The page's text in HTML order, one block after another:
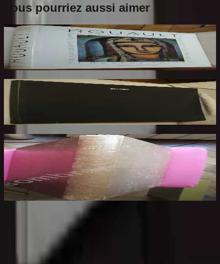
Vous pourriez aussi aimer
Rouault. L'Oeuvre Peint. Volume 2
ROUAULT Isabelle
170€
Rotella. Dal Decollage alla Nuova Immagine
RESTANY Pierre
73
Les Dessins de F. Millet illustré de Cinquante
Reproductions en Fac Similé d'après les
Dessins Originaux du Maître
BENEDITE Léonce
Votre librairie indépendante au cœur de Paris depuis plus de
25 ans. Un lieu chaleureux et accueillant pour tous les
amoureux des mots.